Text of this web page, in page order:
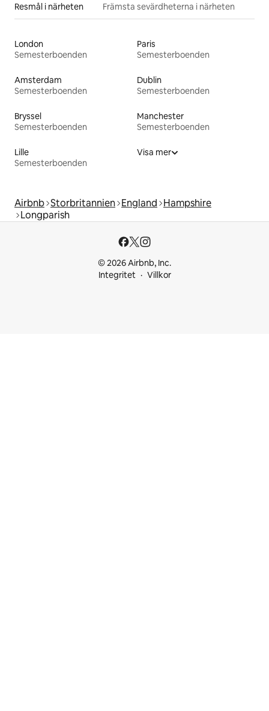
Resmål i närheten Främsta sevärdheterna i närheten
London
Semesterboenden
Paris
Semesterboenden
Amsterdam
Semesterboenden
Dublin
Semesterboenden
Bryssel
Semesterboenden
Manchester
Semesterboenden
Lille
Semesterboenden
Visa mer
Airbnb Storbritannien England Hampshire
Longparish
© 2026 Airbnb, Inc.
Integritet
Villkor